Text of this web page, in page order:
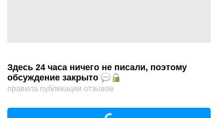
Здесь 24 часа ничего не писали, поэтому
обсуждение закрыто
правила публикации отзывов